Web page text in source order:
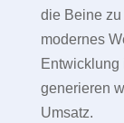
die Beine
modernes
generieren
Umsatz.